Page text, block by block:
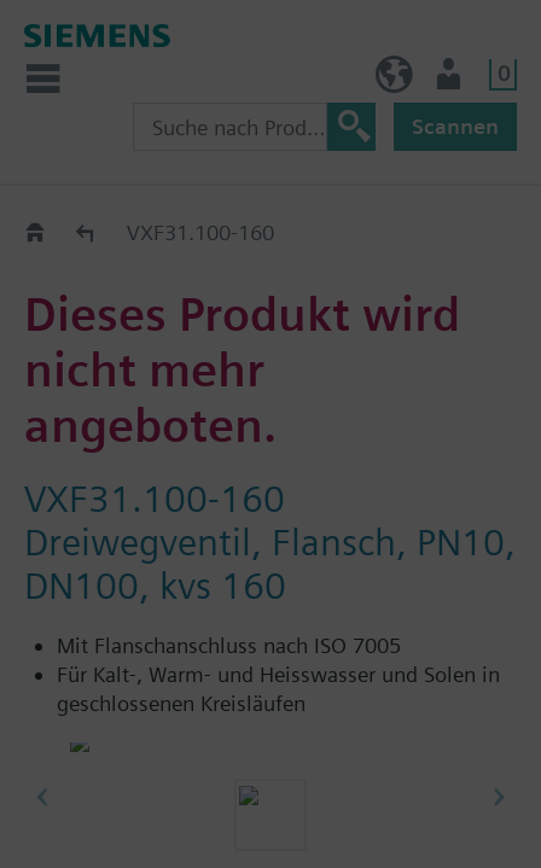
0
Scannen
Old2NewVXF31.100-160
Dieses Produkt wird
nicht mehr
angeboten.
VXF31.100-160
Dreiwegventil, Flansch, PN10,
DN100, kvs 160
Mit Flanschanschluss nach ISO 7005
Für Kalt-, Warm- und Heisswasser und Solen in
geschlossenen Kreisläufen